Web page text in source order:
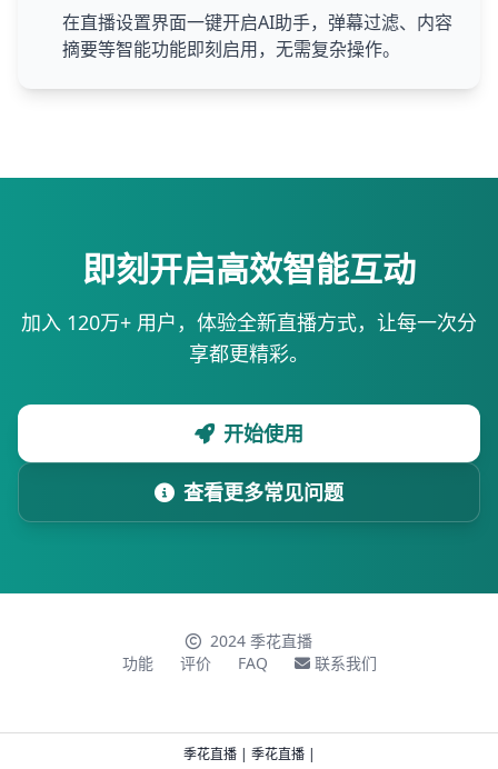
在直播设置界面一键开启AI助手，弹幕过滤、内容
摘要等智能功能即刻启用，无需复杂操作。
即刻开启高效智能互动
加入 120万+ 用户，体验全新直播方式，让每一次分
享都更精彩。
开始使用
查看更多常见问题
2024 季花直播
功能
评价 FAQ 联系我们
季花直播| 季花直播|